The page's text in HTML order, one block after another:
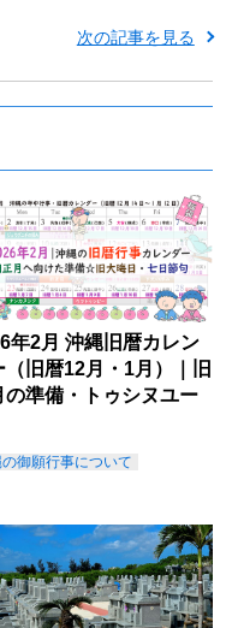
次の記事を見る
年2月 沖縄旧暦カレン
（旧暦12月・1月）｜旧
の準備・トゥシヌユー
御願行事について